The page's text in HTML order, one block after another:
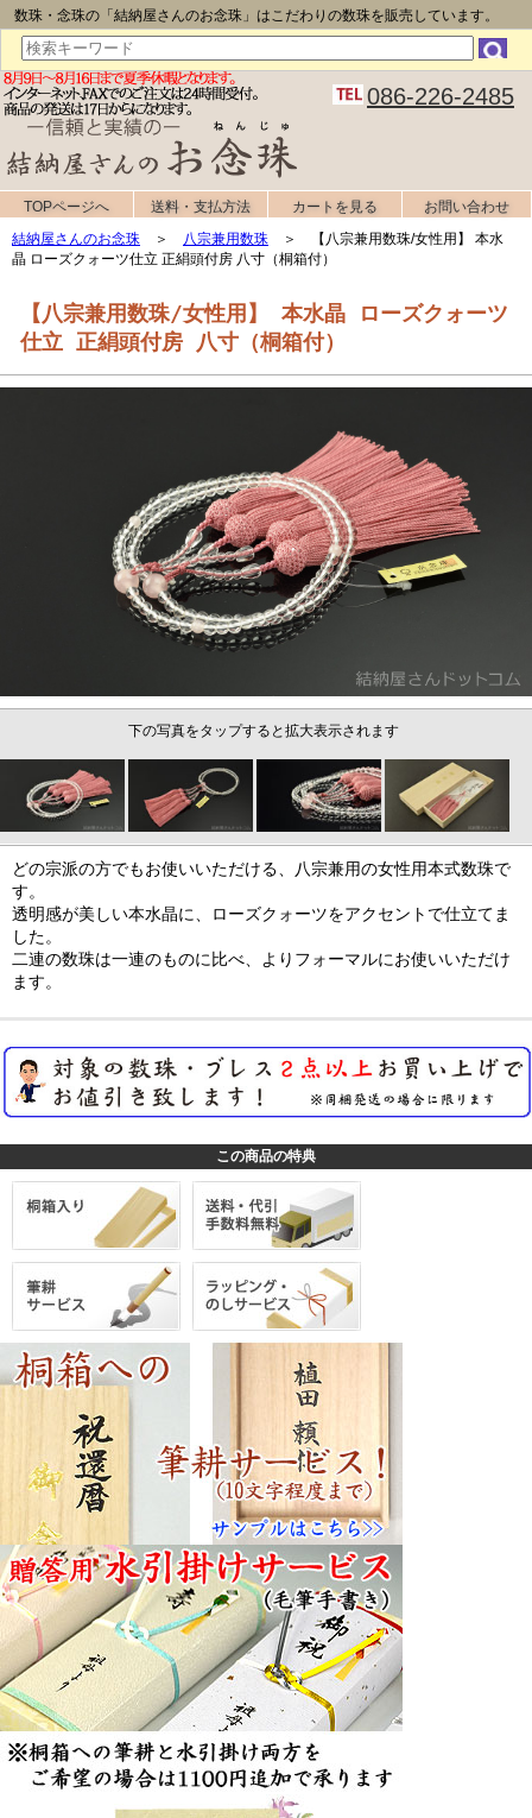
数珠・念珠の「結納屋さんのお念珠」はこだわりの数珠を販売しています。
086-226-2485
TOPページへ 送料・支払方法 カートを見る
お問い合わせ
結納屋さんのお念珠 ＞ 八宗兼用数珠 ＞ 【八宗兼用数珠/女性用】 本水
晶 ローズクォーツ仕立 正絹頭付房 八寸（桐箱付）
【八宗兼用数珠/女性用】 本水晶 ローズクォーツ
仕立 正絹頭付房 八寸（桐箱付）
下の写真をタップすると拡大表示されます
どの宗派の方でもお使いいただける、八宗兼用の女性用本式数珠で
す。
透明感が美しい本水晶に、ローズクォーツをアクセントで仕立てま
した。
二連の数珠は一連のものに比べ、よりフォーマルにお使いいただけ
ます。
この商品の特典